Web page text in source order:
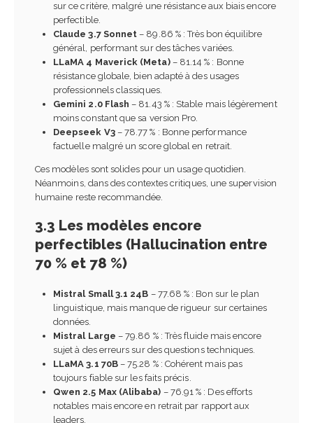
sur ce critère, malgré une résistance aux biais encore
perfectible.
Claude 3.7 Sonnet – 89.86 % : Très bon équilibre
général, performant sur des tâches variées.
LLaMA 4 Maverick (Meta)– 81.14 % : Bonne
résistance globale, bien adapté à des usages
professionnels classiques.
Gemini 2.0 Flash – 81.43 % : Stable mais légèrement
moins constant que sa version Pro.
Deepseek V3– 78.77 % : Bonne performance
factuelle malgré un score global en retrait.
Ces modèles sont solides pour un usage quotidien.
Néanmoins, dans des contextes critiques, une supervision
humaine reste recommandée.
3.3 Les modèles encore
perfectibles (Hallucination entre
70 % et 78 %)
Mistral Small 3.1 24B – 77.68 % : Bon sur le plan
linguistique, mais manque de rigueur sur certaines
données.
Mistral Large – 79.86 % : Très fluide mais encore
sujet à des erreurs sur des questions techniques.
LLaMA 3.1 70B– 75.28 % : Cohérent mais pas
toujours fiable sur les faits précis.
Qwen 2.5 Max (Alibaba) – 76.91 % : Des efforts
notables mais encore en retrait par rapport aux
leaders.